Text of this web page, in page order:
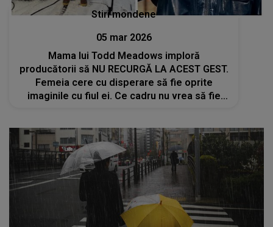
Stiri mondene
05 mar 2026
Mama lui Todd Meadows imploră
producătorii să NU RECURGĂ LA ACEST GEST.
Femeia cere cu disperare să fie oprite
imaginile cu fiul ei. Ce cadru nu vrea să fie